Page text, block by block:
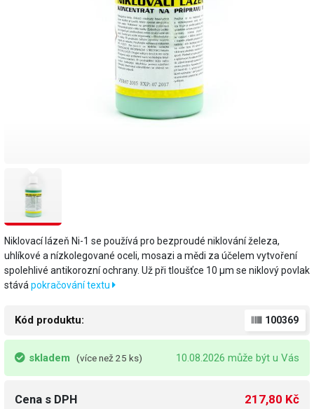
Niklovací lázeň Ni-1 se používá pro bezproudé niklování železa,
uhlíkové a nízkolegované oceli, mosazi a mědi za účelem vytvoření
spolehlivé antikorozní ochrany. Už při tloušťce 10 μm se niklový povlak
stávápokračování textu
Kód produktu: 100369
skladem (více než 25 ks) 10.08.2026 může být u Vás
Cena s DPH 217,80 Kč